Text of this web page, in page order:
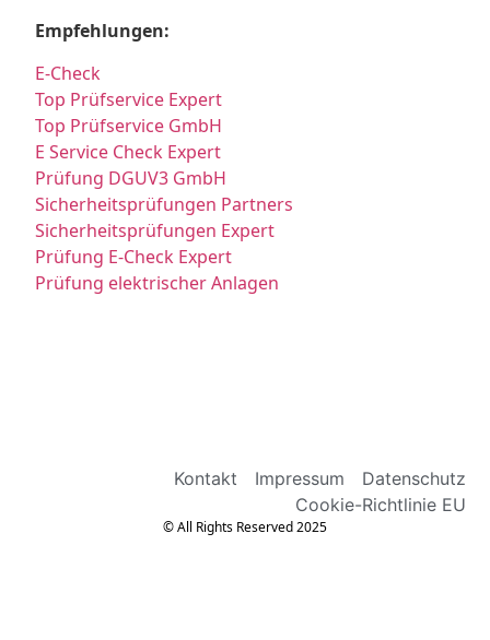
Empfehlungen:
E-Check
Top Prüfservice Expert
Top Prüfservice GmbH
E Service Check Expert
Prüfung DGUV3 GmbH
Sicherheitsprüfungen Partners
Sicherheitsprüfungen Expert
Prüfung E-Check Expert
Prüfung elektrischer Anlagen
Kontakt Impressum
Datenschutz
Cookie-Richtlinie EU
© All Rights Reserved 2025